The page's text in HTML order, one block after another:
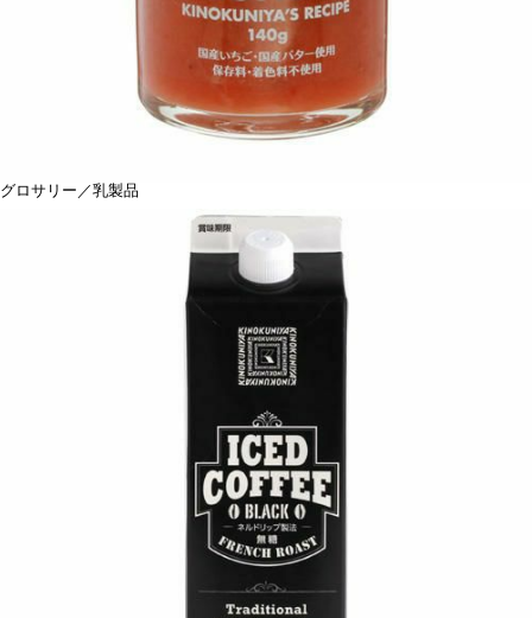
グロサリー／乳製品